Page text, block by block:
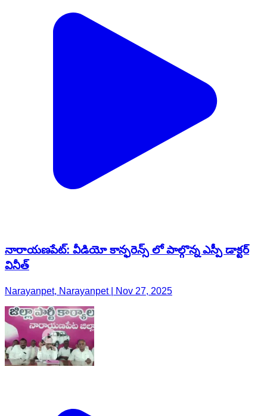
నారాయణపేట్: వీడియో కాన్ఫరెన్స్ లో పాల్గొన్న ఎస్పీ డాక్టర్
వినీత్
Narayanpet, Narayanpet | Nov 27, 2025